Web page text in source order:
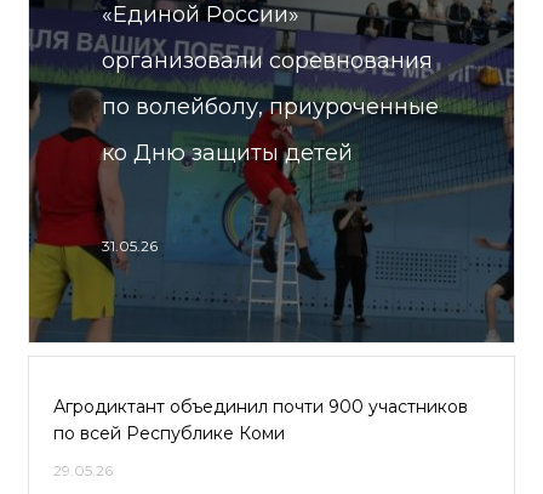
«Единой России»
организовали соревнования
по волейболу, приуроченные
ко Дню защиты детей
31.05.26
Агродиктант объединил почти 900 участников
по всей Республике Коми
29.05.26